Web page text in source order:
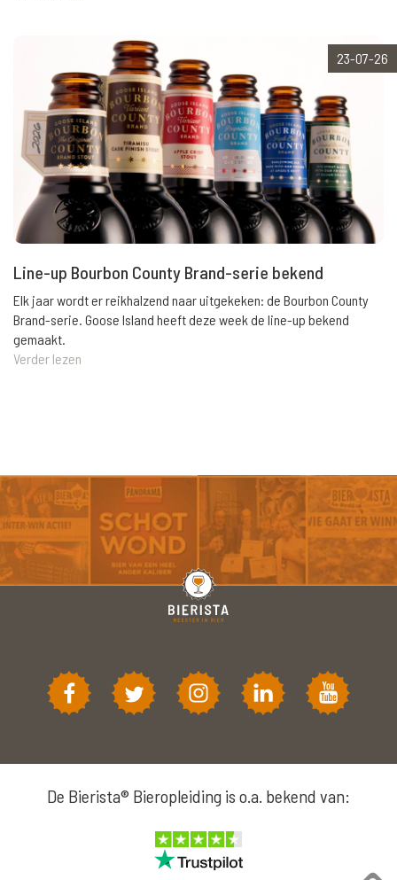
23-07-26
Line-up Bourbon County Brand-serie bekend
Elk jaar wordt er reikhalzend naar uitgekeken: de Bourbon County
Brand-serie. Goose Island heeft deze week de line-up bekend
gemaakt.
Verder lezen
De Bierista® Bieropleiding is o.a. bekend van: